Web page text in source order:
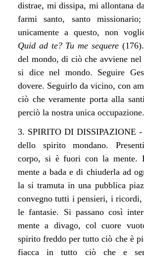
distrae, mi dissipa, mi allontana
farmi santo, santo
unicamente a questo, non
Quid ad te? Tu me sequere
del mondo, di ciò che avviene
si dice nel mondo. Seguire
dovere. Seguirlo da vicino, con
ciò che veramente porta alla
perciò la nostra unica occupazione.
3. SPIRITO DI DISSIPAZIONE -
dello spirito mondano.
corpo, si è fuori con la mente.
mente a bada e di chiuderla ad
la si tramuta in una pubblica
convegno tutti i pensieri, i
le fantasie. Si passano così
mente a divago, col cuore
spirito freddo per tutto ciò che è
fiacca in tutto ciò che e